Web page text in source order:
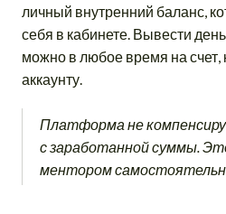
личный внутренний баланс,
себя в кабинете. Вывести
можно в любое время на счет,
аккаунту.
Платформа не
с заработанной суммы.
ментором